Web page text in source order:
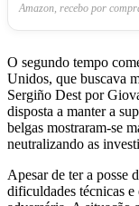
Amazon, recebo por
O segundo tempo
Unidos, que buscava
Sergiño Dest por
disposta a manter a
belgas mostraram-se
neutralizando as
Apesar de ter a posse
dificuldades técnicas e